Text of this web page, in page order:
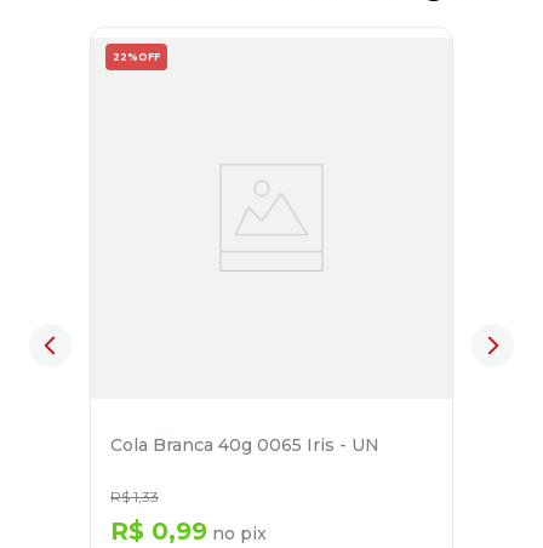
22% OFF
Cola Branca 40g 0065 Iris - UN
R$ 1,33
R$ 0,99 no pix